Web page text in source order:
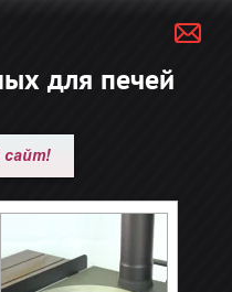
для печей